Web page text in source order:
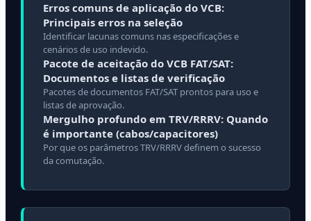
Erros comuns de aplicação do VCB:
Principais erros na seleção
Identificar lacunas comuns nas especificações e
cenários de uso indevido.
Pacote de aceitação do VCB FAT/SAT:
Documentos e listas de verificação
Pacotes de documentos FAT/SAT prontos para uso e
listas de aprovação.
Mergulho profundo em TRV/RRRV: Quando
é importante (cabos/capacitores)
Por que os parâmetros TRV/RRRV definem o sucesso
da comutação.